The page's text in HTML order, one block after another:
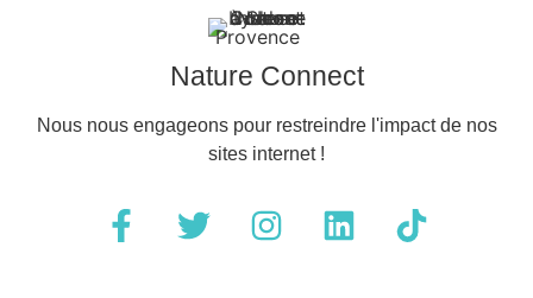
Nature Connect
Nous nous engageons pour restreindre l'impact de nos
sites internet !